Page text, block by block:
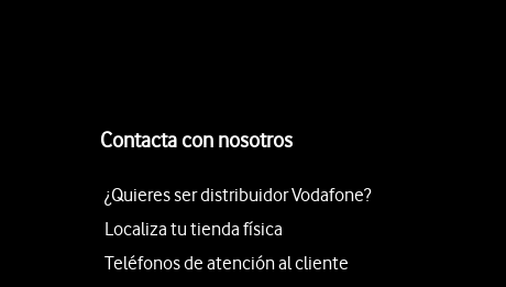
Contacta con nosotros
¿Quieres ser distribuidor Vodafone?
Localiza tu tienda física
Teléfonos de atención al cliente